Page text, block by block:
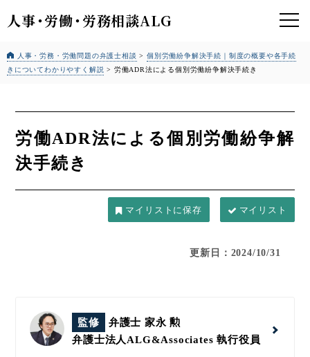
人事・労働・労務相談ALG
人事・労務・労働問題の弁護士相談 >個別労働紛争解決手続｜制度の概要や各手続
きについてわかりやすく解説 > 労働ADR法による個別労働紛争解決手続き
労働ADR法による個別労働紛争解
決手続き
マイリスト
更新日：2024/10/31
監修
弁護士 家永 勲
弁護士法人ALG&Associates執行役員